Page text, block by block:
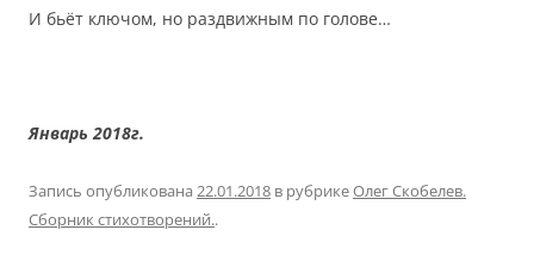
И бьёт ключом, но раздвижным по голове…
Январь 2018г.
Запись опубликована 22.01.2018 в рубрикеОлег Скобелев.
Сборник стихотворений..